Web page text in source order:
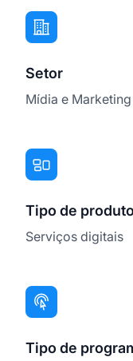
Setor
Mídia e Marketing
Tipo de produto
Serviços digitais
Tipo de